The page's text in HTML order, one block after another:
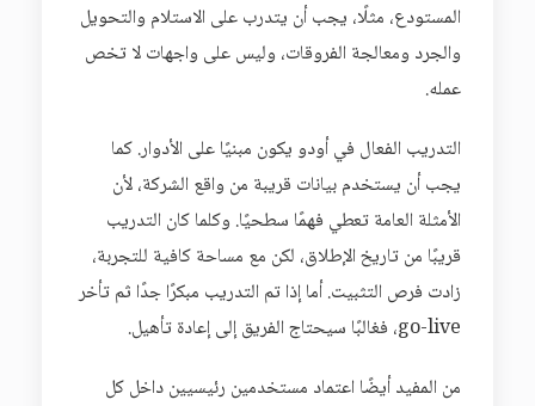
المستودع، مثلًا، يجب أن يتدرب على الاستلام والتحويل
والجرد ومعالجة الفروقات، وليس على واجهات لا تخص
عمله.
التدريب الفعال في أودو يكون مبنيًا على الأدوار. كما
يجب أن يستخدم بيانات قريبة من واقع الشركة، لأن
الأمثلة العامة تعطي فهمًا سطحيًا. وكلما كان التدريب
قريبًا من تاريخ الإطلاق، لكن مع مساحة كافية للتجربة،
زادت فرص التثبيت. أما إذا تم التدريب مبكرًا جدًا ثم تأخر
go-live، فغالبًا سيحتاج الفريق إلى إعادة تأهيل.
من المفيد أيضًا اعتماد مستخدمين رئيسيين داخل كل